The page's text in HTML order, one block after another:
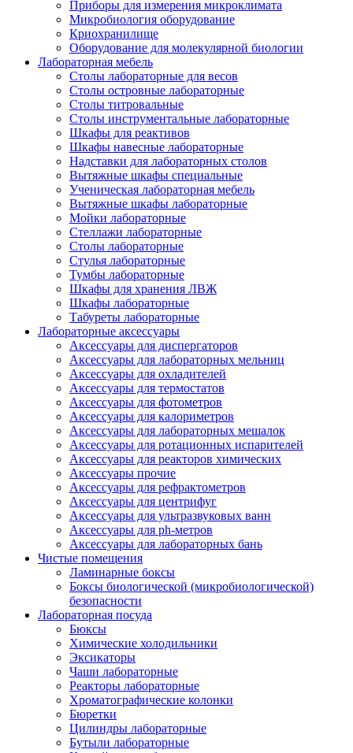
Приборы для измерения микроклимата
Микробиология оборудование
Криохранилище
Оборудование для молекулярной биологии
Лабораторная мебель
Столы лабораторные для весов
Столы островные лабораторные
Столы титровальные
Столы инструментальные лабораторные
Шкафы для реактивов
Шкафы навесные лабораторные
Надставки для лабораторных столов
Вытяжные шкафы специальные
Ученическая лабораторная мебель
Вытяжные шкафы лабораторные
Мойки лабораторные
Стеллажи лабораторные
Столы лабораторные
Стулья лабораторные
Тумбы лабораторные
Шкафы для хранения ЛВЖ
Шкафы лабораторные
Табуреты лабораторные
Лабораторные аксессуары
Аксессуары для диспергаторов
Аксессуары для лабораторных мельниц
Аксессуары для охладителей
Аксессуары для термостатов
Аксессуары для фотометров
Аксессуары для калориметров
Аксессуары для лабораторных мешалок
Аксессуары для ротационных испарителей
Аксессуары для реакторов химических
Аксессуары прочие
Аксессуары для рефрактометров
Аксессуары для центрифуг
Аксессуары для ультразвуковых ванн
Аксессуары для ph-метров
Аксессуары для лабораторных бань
Чистые помещения
Ламинарные боксы
Боксы биологической (микробиологической)
безопасности
Лабораторная посуда
Бюксы
Химические холодильники
Эксикаторы
Чаши лабораторные
Реакторы лабораторные
Хроматографические колонки
Бюретки
Цилиндры лабораторные
Бутыли лабораторные